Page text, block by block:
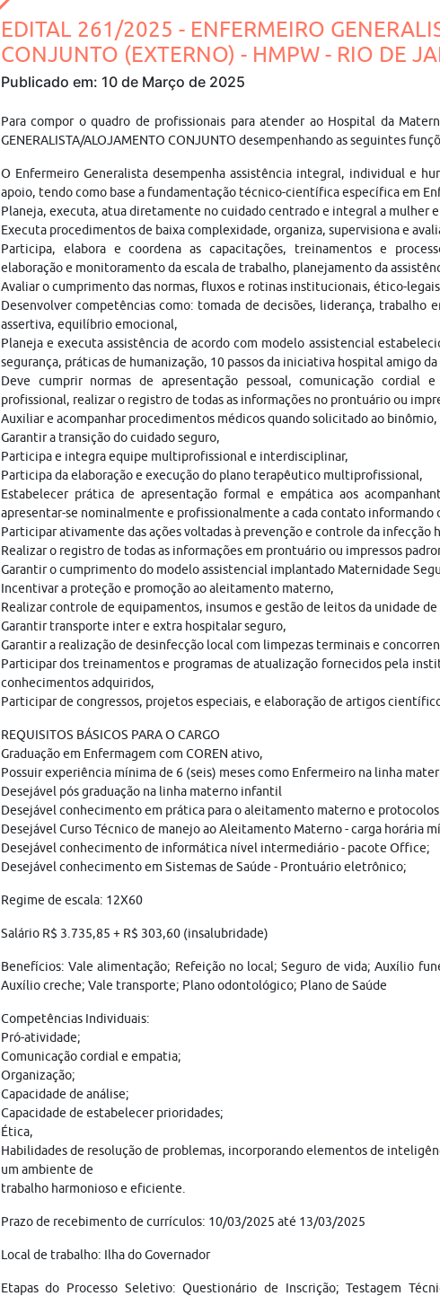
EDITAL 261/2025 - ENFERMEIRO
CONJUNTO (EXTERNO) - HMPW - RIO DE
Publicado em: 10 de Março de 2025
Para compor o quadro de profissionais para atender ao Hospital da
GENERALISTA/ALOJAMENTO CONJUNTO desempenhando as seguintes
O Enfermeiro Generalista desempenha assistência integral, individual e
apoio, tendo como base a fundamentação técnico-científica específica em
Planeja, executa, atua diretamente no cuidado centrado e integral a mulher
Executa procedimentos de baixa complexidade, organiza, supervisiona e
Participa, elabora e coordena as capacitações, treinamentos e
elaboração e monitoramento da escala de trabalho, planejamento da
Avaliar o cumprimento das normas, fluxos e rotinas institucionais, ético-
Desenvolver competências como: tomada de decisões, liderança, trabalho
assertiva, equilíbrio emocional,
Planeja e executa assistência de acordo com modelo assistencial
segurança, práticas de humanização, 10 passos da iniciativa hospital amigo da
Deve cumprir normas de apresentação pessoal, comunicação cordial
profissional, realizar o registro de todas as informações no prontuário ou
Auxiliar e acompanhar procedimentos médicos quando solicitado ao binômio,
Garantir a transição do cuidado seguro,
Participa e integra equipe multiprofissional e interdisciplinar,
Participa da elaboração e execução do plano terapêutico multiprofissional,
Estabelecer prática de apresentação formal e empática aos
apresentar-se nominalmente e profissionalmente a cada contato informando
Participar ativamente das ações voltadas à prevenção e controle da infecção
Realizar o registro de todas as informações em prontuário ou impressos
Garantir o cumprimento do modelo assistencial implantado Maternidade
Incentivar a proteção e promoção ao aleitamento materno,
Realizar controle de equipamentos, insumos e gestão de leitos da unidade
Garantir transporte inter e extra hospitalar seguro,
Garantir a realização de desinfecção local com limpezas terminais e
Participar dos treinamentos e programas de atualização fornecidos pela
conhecimentos adquiridos,
Participar de congressos, projetos especiais, e elaboração de artigos
REQUISITOS BÁSICOS PARA O CARGO
Graduação em Enfermagem com COREN ativo,
Possuir experiência mínima de 6 (seis) meses como Enfermeiro na linha
Desejável pós graduação na linha materno infantil
Desejável conhecimento em prática para o aleitamento materno e
Desejável Curso Técnico de manejo ao Aleitamento Materno - carga horária
Desejável conhecimento de informática nível intermediário - pacote Office;
Desejável conhecimento em Sistemas de Saúde - Prontuário eletrônico;
Regime de escala: 12X60
Salário R$ 3.735,85 + R$ 303,60 (insalubridade)
Benefícios: Vale alimentação; Refeição no local; Seguro de vida; Auxílio
Auxílio creche; Vale transporte; Plano odontológico; Plano de Saúde
Competências Individuais:
Pró-atividade;
Comunicação cordial e empatia;
Organização;
Capacidade de análise;
Capacidade de estabelecer prioridades;
Ética,
Habilidades de resolução de problemas, incorporando elementos de
um ambiente de
trabalho harmonioso e eficiente.
Prazo de recebimento de currículos: 10/03/2025 até 13/03/2025
Local de trabalho: Ilha do Governador
Etapas do Processo Seletivo: Questionário de Inscrição; Testagem